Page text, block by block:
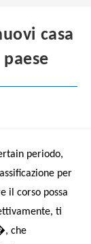
casa
periodo,
per
il corso possa
ti
che